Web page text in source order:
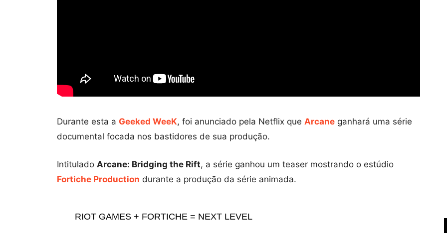
Durante esta a Geeked WeeK, foi anunciado pela Netflix que Arcane ganhará uma série
documental focada nos bastidores de sua produção.
Intitulado Arcane: Bridging the Rift, a série ganhou um teaser mostrando o estúdio
Fortiche Production durante a produção da série animada.
RIOT GAMES + FORTICHE = NEXT LEVEL